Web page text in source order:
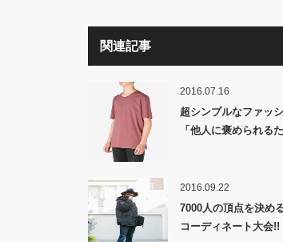
関連記事
2016.07.16
超シンプルなファッ
「他人に褒められる
2016.09.22
7000人の頂点を決め
コーディネート大会!!